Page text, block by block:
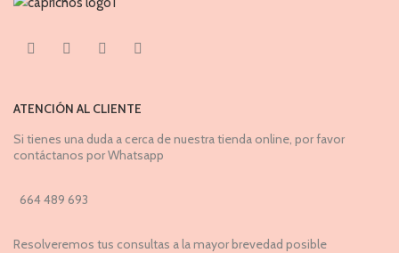
ATENCIÓN AL CLIENTE
Si tienes una duda a cerca de nuestra tienda online, por favor
contáctanos por Whatsapp
664 489 693
Resolveremos tus consultas a la mayor brevedad posible